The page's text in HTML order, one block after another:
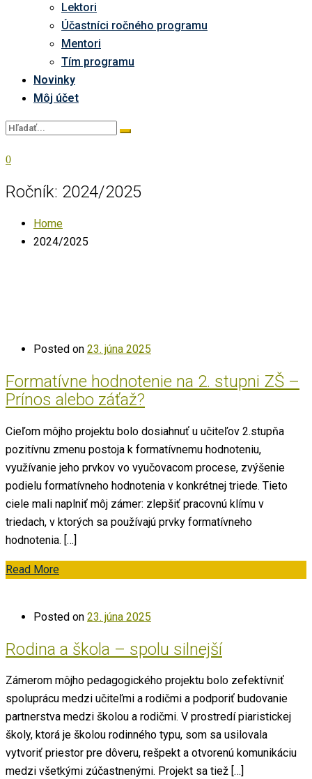
Lektori
Účastníci ročného programu
Mentori
Tím programu
Novinky
Môj účet
0
Ročník: 2024/2025
Home
2024/2025
Posted on 23. júna 2025
Formatívne hodnotenie na 2. stupni ZŠ –
Prínos alebo záťaž?
Cieľom môjho projektu bolo dosiahnuť u učiteľov 2.stupňa
pozitívnu zmenu postoja k formatívnemu hodnoteniu,
využívanie jeho prvkov vo vyučovacom procese, zvýšenie
podielu formatívneho hodnotenia v konkrétnej triede. Tieto
ciele mali naplniť môj zámer: zlepšiť pracovnú klímu v
triedach, v ktorých sa používajú prvky formatívneho
hodnotenia. […]
Read More
Posted on 23. júna 2025
Rodina a škola – spolu silnejší
Zámerom môjho pedagogického projektu bolo zefektívniť
spoluprácu medzi učiteľmi a rodičmi a podporiť budovanie
partnerstva medzi školou a rodičmi. V prostredí piaristickej
školy, ktorá je školou rodinného typu, som sa usilovala
vytvoriť priestor pre dôveru, rešpekt a otvorenú komunikáciu
medzi všetkými zúčastnenými. Projekt sa tiež […]